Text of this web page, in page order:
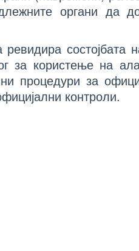
органи да
за користење на
процедури за
контроли.